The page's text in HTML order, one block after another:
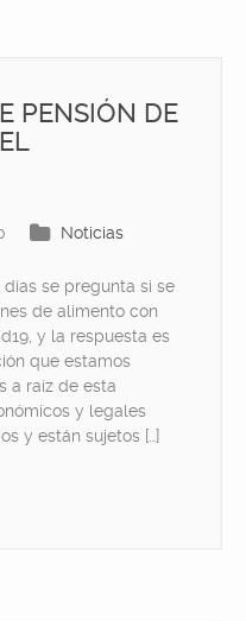
PENSIÓN DE
Noticias
se pregunta si se
de alimento con
y la respuesta es
que estamos
a raíz de esta
y legales
y están sujetos […]